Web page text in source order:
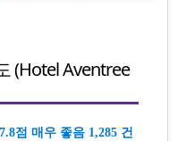
(Hotel Aventree
점 매우 좋음 1,285 건